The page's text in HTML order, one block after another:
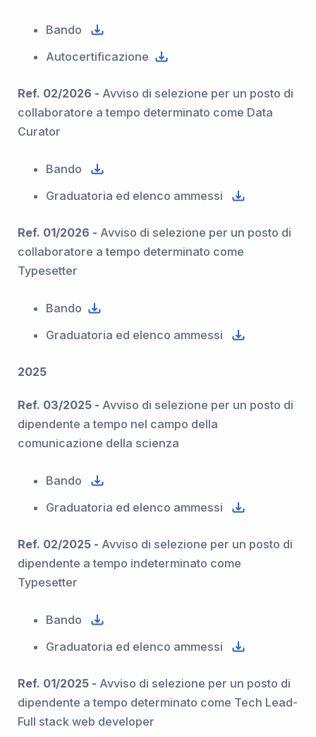
Bando
Autocertificazione
Ref. 02/2026 - Avviso di selezione per un posto di
collaboratore a tempo determinato come Data
Curator
Bando
Graduatoria ed elenco ammessi
Ref. 01/2026 - Avviso di selezione per un posto di
collaboratore a tempo determinato come
Typesetter
Bando
Graduatoria ed elenco ammessi
2025
Ref. 03/2025 - Avviso di selezione per un posto di
dipendente a tempo nel campo della
comunicazione della scienza
Bando
Graduatoria ed elenco ammessi
Ref. 02/2025 - Avviso di selezione per un posto di
dipendente a tempo indeterminato come
Typesetter
Bando
Graduatoria ed elenco ammessi
Ref. 01/2025 - Avviso di selezione per un posto di
dipendente a tempo determinato come Tech Lead-
Full stack web developer